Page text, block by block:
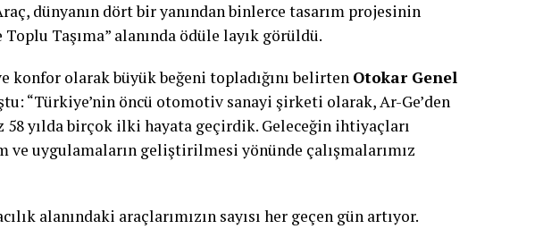
dünyanın dört bir yanından binlerce tasarım projesinin
Toplu Taşıma” alanında ödüle layık görüldü.
konfor olarak büyük beğeni topladığını belirten Otokar Genel
“Türkiye’nin öncü otomotiv sanayi şirketi olarak, Ar-Ge’den
58 yılda birçok ilki hayata geçirdik. Geleceğin ihtiyaçları
ve uygulamaların geliştirilmesi yönünde çalışmalarımız
alanındaki araçlarımızın sayısı her geçen gün artıyor.